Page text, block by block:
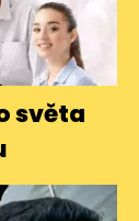
světa